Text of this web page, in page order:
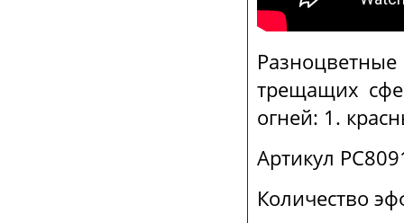
трещащих
огней: 1.
Артикул
Количество